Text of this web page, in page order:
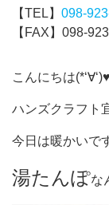
【TEL】 098-
【FAX】098-
こんにちは
ハンズクラフト
今日は暖かいで
湯たんぽな